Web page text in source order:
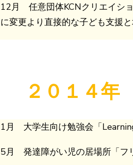
12月 任意団体KCNクリエイシ
に変更より直接的な子ども支援
２０１４年
1月 大学生向け勉強会「
5月 発達障がい児の居場所「フ